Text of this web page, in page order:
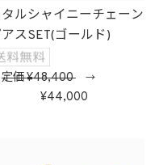
タルシャイニーチェーン
アスSET(ゴールド)
定価 48,400→
44,000